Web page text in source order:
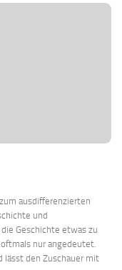
ausdifferenzierten
und
Geschichte etwas zu
nur angedeutet.
lässt den Zuschauer mit